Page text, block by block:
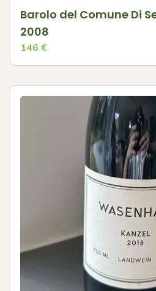
Barolo del Comune Di
2008
146 €